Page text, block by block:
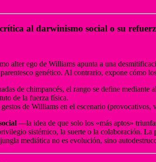
al darwinismo social o su
alter ego de Williams apunta a una
genético. Al contrario, expone
de chimpancés, el rango se define
de la fuerza física.
de Williams en el escenario (provocativos,
—la idea de que solo los «más aptos»
sistémico, la suerte o la colaboración.
mediática no es evolución, sino